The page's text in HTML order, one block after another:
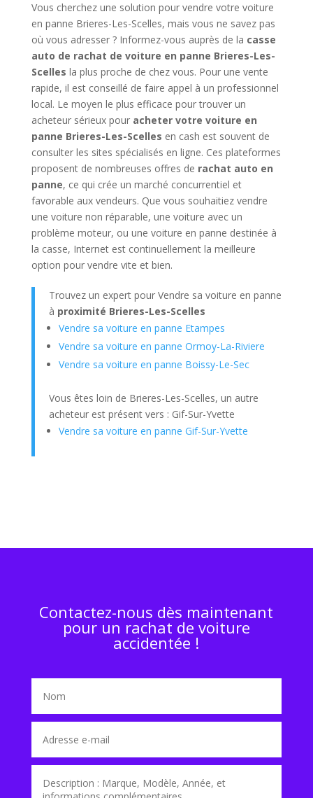
Vous cherchez une solution pour vendre votre voiture
en panne Brieres-Les-Scelles, mais vous ne savez pas
où vous adresser ? Informez-vous auprès de la casse
auto de rachat de voiture en panne Brieres-Les-
Scelles la plus proche de chez vous. Pour une vente
rapide, il est conseillé de faire appel à un professionnel
local. Le moyen le plus efficace pour trouver un
acheteur sérieux pour acheter votre voiture en
panne Brieres-Les-Scelles en cash est souvent de
consulter les sites spécialisés en ligne. Ces plateformes
proposent de nombreuses offres de rachat auto en
panne, ce qui crée un marché concurrentiel et
favorable aux vendeurs. Que vous souhaitiez vendre
une voiture non réparable, une voiture avec un
problème moteur, ou une voiture en panne destinée à
la casse, Internet est continuellement la meilleure
option pour vendre vite et bien.
Trouvez un expert pour Vendre sa voiture en panne
à proximité Brieres-Les-Scelles
Vendre sa voiture en panne Etampes
Vendre sa voiture en panne Ormoy-La-Riviere
Vendre sa voiture en panne Boissy-Le-Sec
Vous êtes loin de Brieres-Les-Scelles, un autre
acheteur est présent vers : Gif-Sur-Yvette
Vendre sa voiture en panne Gif-Sur-Yvette
Contactez-nous dès maintenant
pour un rachat de voiture
accidentée !